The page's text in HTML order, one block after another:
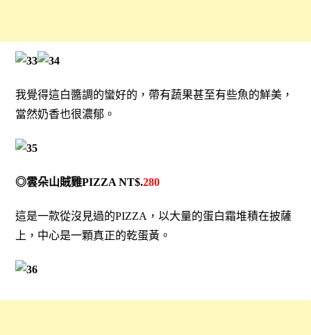
我覺得這白醬調的蠻好的，帶有蔬果甚至有些魚的鮮美，
當然奶香也很濃郁。
◎雲朵山賊雞PIZZA NT$.280
這是一款從沒見過的PIZZA，以大量的蛋白霜堆積在披薩
上，中心是一顆真正的乾蛋黃。